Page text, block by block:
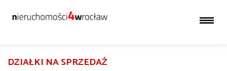
DZIAŁKI NA SPRZEDAŻ